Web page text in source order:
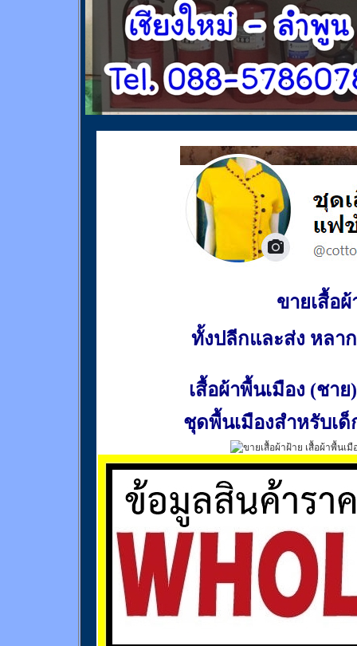
ขายเสื้อผ้
ทั้งปลีกและส่ง หลา
เสื้อผ้าพื้นเมือง (ชาย)
ชุดพื้นเมืองสำหรับเด็